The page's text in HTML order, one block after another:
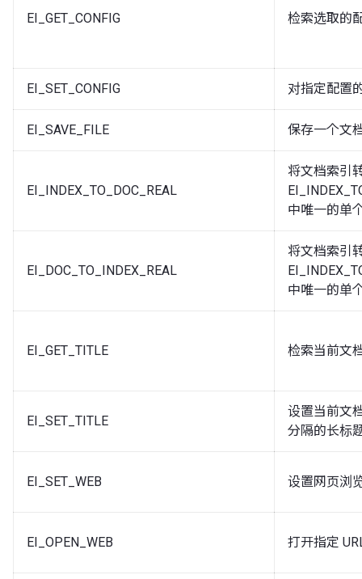
EI_GET_CONFIG 检索选取的
EI_SET_CONFIG 对指定配置
EI_SAVE_FILE 保存一个文
EI_INDEX_TO_DOC_REAL
将文档索引
中唯一的单
EI_DOC_TO_INDEX_REAL
将文档索引
中唯一的单
EI_GET_TITLE 检索当前文
EI_SET_TITLE
设置当前文
分隔的长标
EI_SET_WEB 设置网页浏
EI_OPEN_WEB 打开指定